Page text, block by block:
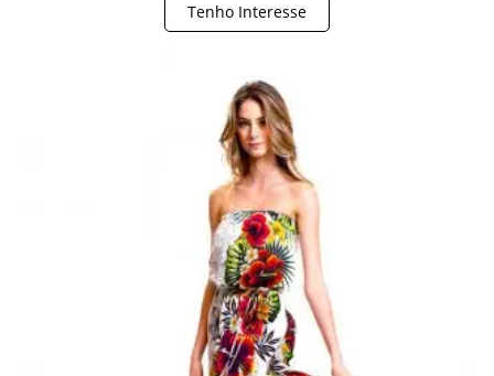
Tenho Interesse